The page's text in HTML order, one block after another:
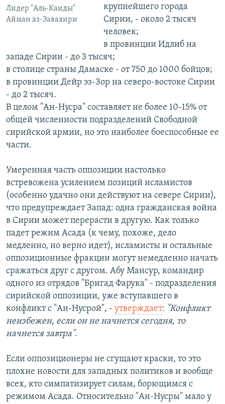
Лидер "Аль-Каиды"
Айман аз-Завахири
крупнейшего города
Сирии, - около 2 тысяч
человек;
в провинции Идлиб на
западе Сирии - до 3 тысяч;
в столице страны Дамаске - от 750 до 1000 бойцов;
в провинции Дейр эз-Зор на северо-востоке Сирии
- до 2 тысяч.
В целом "Ан-Нусра" составляет не более 10-15% от
общей численности подразделений Свободной
сирийской армии, но это наиболее боеспособные ее
части.
Умеренная часть оппозиции настолько
встревожена усилением позиций исламистов
(особенно удачно они действуют на севере Сирии),
что предупреждает Запад: одна гражданская война
в Сирии может перерасти в другую. Как только
падет режим Асада (к чему, похоже, дело
медленно, но верно идет), исламисты и остальные
оппозиционные фракции могут немедленно начать
сражаться друг с другом. Абу Мансур, командир
одного из отрядов "Бригад Фарука" - подразделения
сирийской оппозиции, уже вступавшего в
конфликт с "Ан-Нусрой", - утверждает: "Конфликт
неизбежен, если он не начнется сегодня, то
начнется завтра".
Если оппозиционеры не сгущают краски, то это
плохие новости для западных политиков и вообще
всех, кто симпатизирует силам, борющимся с
режимом Асада. Относительно "Ан-Нусры" мало у